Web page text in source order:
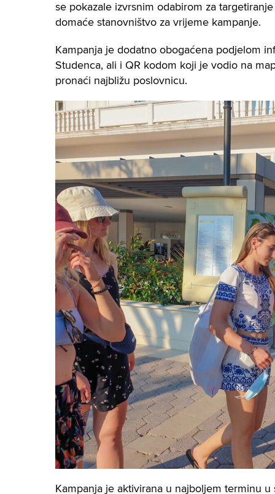
se pokazale izvrsnim odabirom za
domaće stanovništvo za vrijeme kampanje.
Kampanja je dodatno obogaćena podjelom
Studenca, ali i QR kodom koji je vodio na
pronaći najbližu poslovnicu.
Kampanja je aktivirana u najboljem terminu